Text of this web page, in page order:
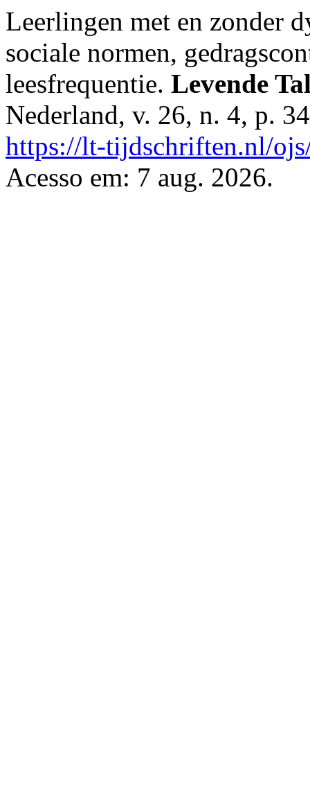
Leerlingen met en zonder
sociale normen,
leesfrequentie. Levende
Nederland, v. 26, n. 4, p.
https://lt-tijdschriften.nl/
Acesso em: 7 aug. 2026.